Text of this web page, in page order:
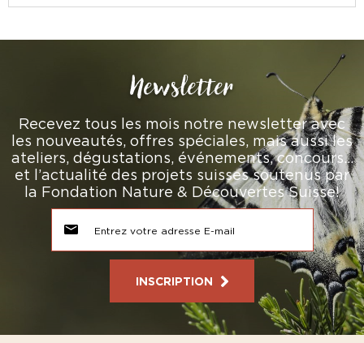
Newsletter
Recevez tous les mois notre newsletter avec
les nouveautés, offres spéciales, mais aussi les
ateliers, dégustations, événements, concours…
et l’actualité des projets suisses soutenus par
la Fondation Nature & Découvertes Suisse!
INSCRIPTION